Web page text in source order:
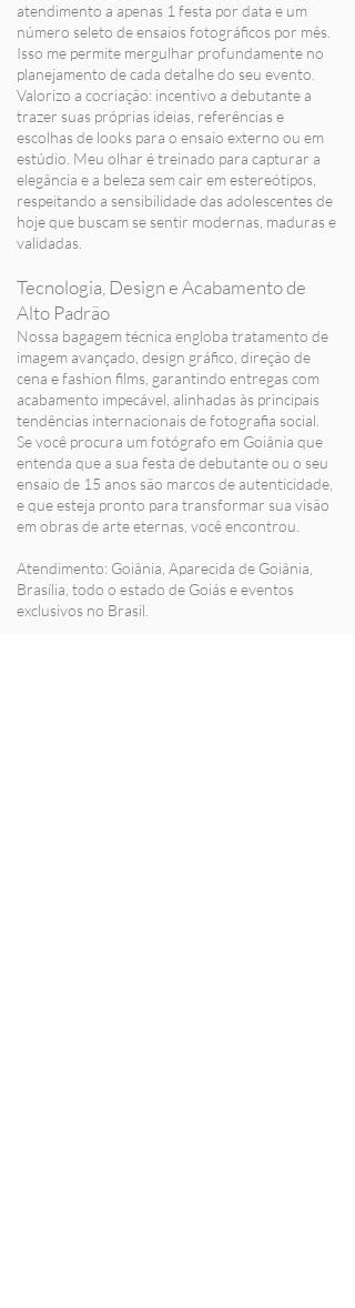
atendimento a apenas 1 festa por data e um
número seleto de ensaios fotográficos por mês.
Isso me permite mergulhar profundamente no
planejamento de cada detalhe do seu evento.
Valorizo a cocriação: incentivo a debutante a
trazer suas próprias ideias, referências e
escolhas de looks para o ensaio externo ou em
estúdio. Meu olhar é treinado para capturar a
elegância e a beleza sem cair em estereótipos,
respeitando a sensibilidade das adolescentes de
hoje que buscam se sentir modernas, maduras e
validadas.
Tecnologia, Design e Acabamento de
Alto Padrão
Nossa bagagem técnica engloba tratamento de
imagem avançado, design gráfico, direção de
cena e fashion films, garantindo entregas com
acabamento impecável, alinhadas às principais
tendências internacionais de fotografia social.
Se você procura um fotógrafo em Goiânia que
entenda que a sua festa de debutante ou o seu
ensaio de 15 anos são marcos de autenticidade,
e que esteja pronto para transformar sua visão
em obras de arte eternas, você encontrou.
Atendimento: Goiânia, Aparecida de Goiânia,
Brasília, todo o estado de Goiás e eventos
exclusivos no Brasil.